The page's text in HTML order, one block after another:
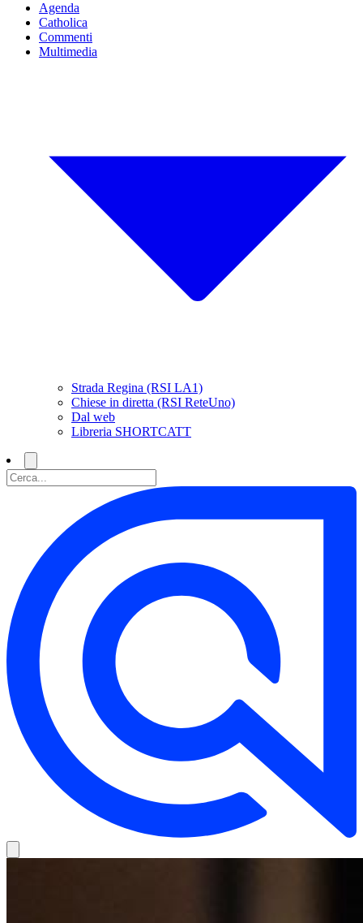
Agenda
Catholica
Commenti
Multimedia
Strada Regina (RSI LA1)
Chiese in diretta (RSI ReteUno)
Dal web
Libreria SHORTCATT